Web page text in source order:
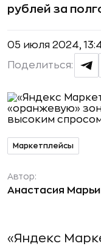
рублей за
05 июля 2024,
Поделиться:
Маркетплейсы
Автор:
Анастасия
«Яндекс